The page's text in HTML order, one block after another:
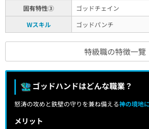
固有特性③
ゴッドチェイン
Wスキル
ゴッドパンチ
特級職の特徴一覽
ゴッドハンドはどんな職業？
怒涛の攻めと鉄壁の守りを兼ね備える神の境地
メリット